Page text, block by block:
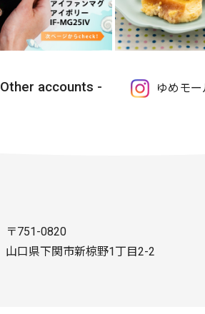
Other accounts ゆめモ
〒751-0820
山口県下関市新椋野1丁目2-2